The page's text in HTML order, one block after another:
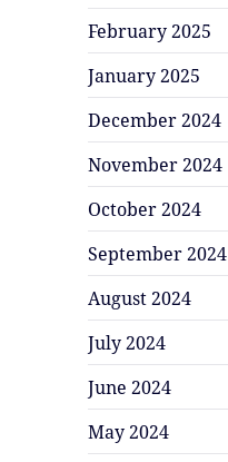
February 2025
January 2025
December 2024
November 2024
October 2024
September 2024
August 2024
July 2024
June 2024
May 2024